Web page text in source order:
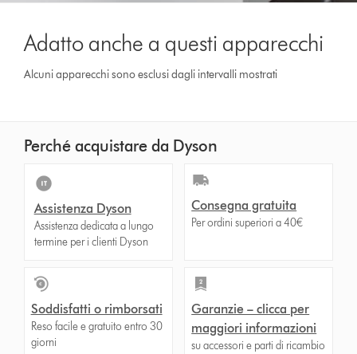
Adatto anche a questi apparecchi
Alcuni apparecchi sono esclusi dagli intervalli mostrati
Perché acquistare da Dyson
Assistenza Dyson
Assistenza dedicata a lungo
termine per i clienti Dyson
Consegna gratuita
Per ordini superiori a 40€
Soddisfatti o rimborsati
Reso facile e gratuito entro 30
giorni
Garanzie – clicca per
maggiori informazioni
su accessori e parti di ricambio